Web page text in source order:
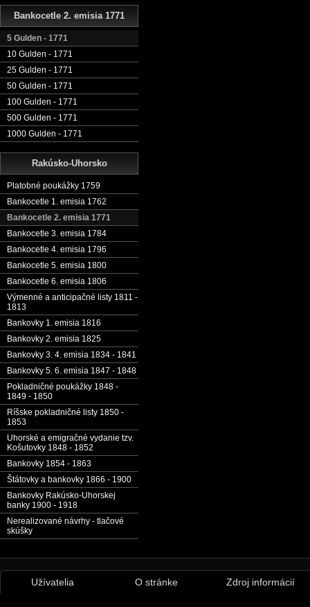
Bankocetle 2. emisia 1771
5 Gulden - 1771
10 Gulden - 1771
25 Gulden - 1771
50 Gulden - 1771
100 Gulden - 1771
500 Gulden - 1771
1000 Gulden - 1771
Rakúsko-Uhorsko
Platobné poukážky 1759
Bankocetle 1. emisia 1762
Bankocetle 2. emisia 1771
Bankocetle 3. emisia 1784
Bankocetle 4. emisia 1796
Bankocetle 5. emisia 1800
Bankocetle 6. emisia 1806
Výmenné a anticipačné listy 1811 -
1813
Bankovky 1. emisia 1816
Bankovky 2. emisia 1825
Bankovky 3. 4. emisia 1834 - 1841
Bankovky 5. 6. emisia 1847 - 1848
Pokladničné poukážky 1848 -
1849 - 1850
Ríšske pokladničné listy 1850 -
1853
Uhorské a emigračné vydanie tzv.
Košutovky 1848 - 1852
Bankovky 1854 - 1863
Štátovky a bankovky 1866 - 1900
Bankovky Rakúsko-Uhorskej
banky 1900 - 1918
Nerealizované návrhy - tlačové
skúšky
Užívatelia O stránke Zdroj informácií